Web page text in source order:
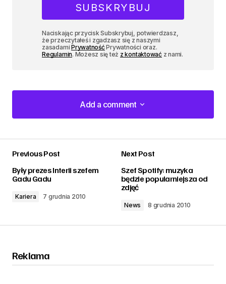
Naciskając przycisk Subskrybuj, potwierdzasz,
że przeczytałeś i zgadzasz się z naszymi
zasadamiPrywatnośćPrywatności oraz.
Regulamin. Możesz się też z kontaktowaćz nami.
Add a comment
Add a comment
Previous Post
Były prezes Interii szefem
Gadu Gadu
Kariera 7 grudnia 2010
Next Post
Szef Spotify: muzyka
będzie popularniejsza od
zdjęć
News 8 grudnia 2010
Reklama